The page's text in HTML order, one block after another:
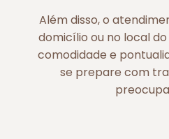
Além disso, o
domicílio ou no local
comodidade e
se prepare com